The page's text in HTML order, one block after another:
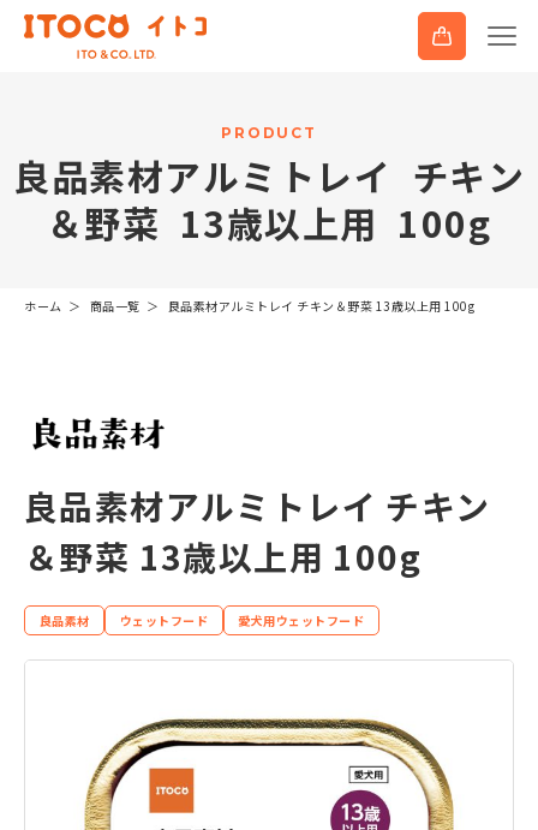
P R O D U C T
良品素材アルミ ト レイ チキン
＆野菜 13歳以上用 100g
ホーム 商品一覧 良品素材アルミトレイ チキン＆野菜 13歳以上用 100g
良品素材アルミトレイ チキン
＆野菜 13歳以上用 100g
良品素材 ウェットフード 愛犬用ウェットフード